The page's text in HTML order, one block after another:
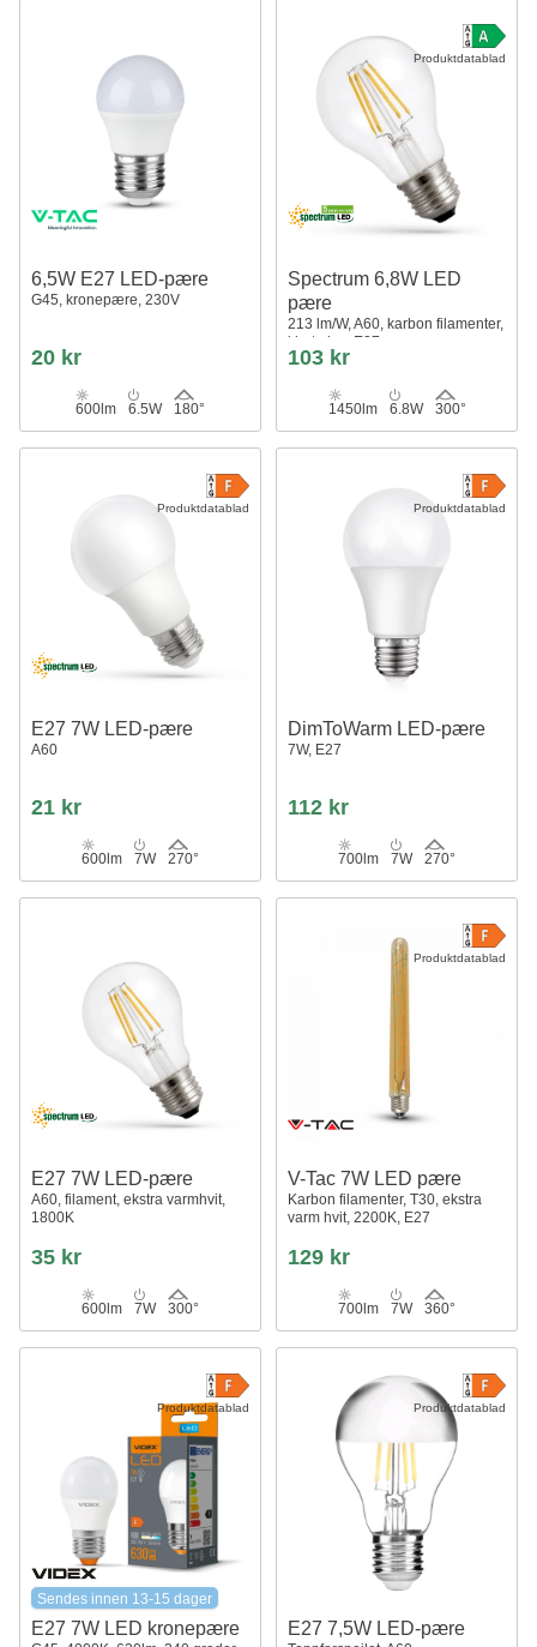
6,5W E27 LED-pære
G45, kronepære, 230V
20 kr
600lm 6.5W 180°
Produktdatablad
Spectrum 6,8W LED
pære
213 lm/W, A60, karbon filamenter,
klart glas, E27
103 kr
1450lm 6.8W 300°
Produktdatablad
E27 7W LED-pære
A60
21 kr
600lm 7W 270°
Produktdatablad
DimToWarm LED-pære
7W, E27
112 kr
700lm 7W 270°
E27 7W LED-pære
A60, filament, ekstra varmhvit,
1800K
35 kr
600lm 7W 300°
Produktdatablad
V-Tac 7W LED pære
Karbon filamenter, T30, ekstra
varm hvit, 2200K, E27
129 kr
700lm 7W 360°
Produktdatablad
Sendes innen 13-15 dager
E27 7W LED kronepære
Produktdatablad
E27 7,5W LED-pære